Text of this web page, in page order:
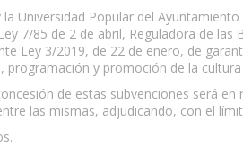
Universidad Popular del
7/85 de 2 de abril, Reguladora de
Ley 3/2019, de 22 de enero, de
programación y promoción de la
de estas subvenciones será
las mismas, adjudicando, con el